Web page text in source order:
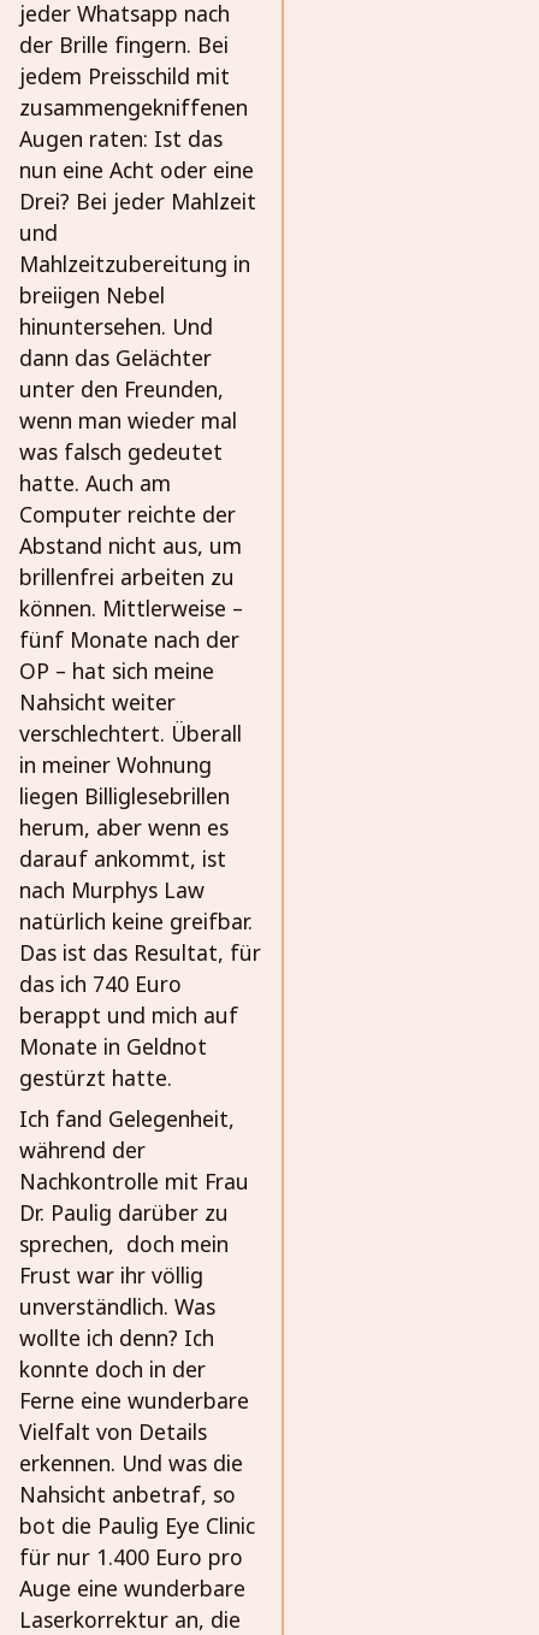
jeder Whatsapp nach
der Brille fingern. Bei
jedem Preisschild mit
zusammengekniffenen
Augen raten: Ist das
nun eine Acht oder eine
Drei? Bei jeder Mahlzeit
und
Mahlzeitzubereitung in
breiigen Nebel
hinuntersehen. Und
dann das Gelächter
unter den Freunden,
wenn man wieder mal
was falsch gedeutet
hatte. Auch am
Computer reichte der
Abstand nicht aus, um
brillenfrei arbeiten zu
können. Mittlerweise –
fünf Monate nach der
OP – hat sich meine
Nahsicht weiter
verschlechtert. Überall
in meiner Wohnung
liegen Billiglesebrillen
herum, aber wenn es
darauf ankommt, ist
nach Murphys Law
natürlich keine greifbar.
Das ist das Resultat, für
das ich 740 Euro
berappt und mich auf
Monate in Geldnot
gestürzt hatte.
Ich fand Gelegenheit,
während der
Nachkontrolle mit Frau
Dr. Paulig darüber zu
sprechen, doch mein
Frust war ihr völlig
unverständlich. Was
wollte ich denn? Ich
konnte doch in der
Ferne eine wunderbare
Vielfalt von Details
erkennen. Und was die
Nahsicht anbetraf, so
bot die Paulig Eye Clinic
für nur 1.400 Euro pro
Auge eine wunderbare
Laserkorrektur an, die